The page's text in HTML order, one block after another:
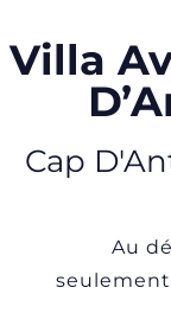
Villa
Cap
Au